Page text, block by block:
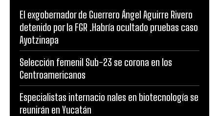
El exgobernador de Guerrero Ángel Aguirre Rivero
detenido por la FGR .Habría ocultado pruebas caso
Ayotzinapa
Selección femenil Sub-23 se corona en los
Centroamericanos
Especialistas internacio nales en biotecnología se
reunirán en Yucatán